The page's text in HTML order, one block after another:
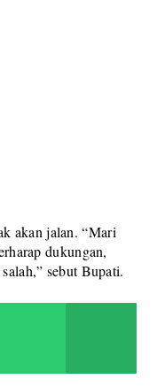
akan jalan. “Mari
dukungan,
sebut Bupati.